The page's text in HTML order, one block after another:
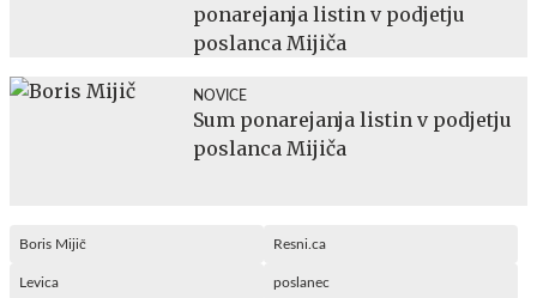
ponarejanja listin v podjetju
poslanca Mijiča
NOVICE
Sum ponarejanja listin v podjetju
poslanca Mijiča
Boris Mijič Resni.ca
Levica poslanec